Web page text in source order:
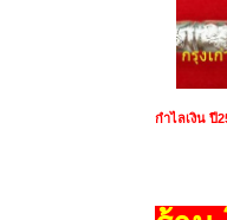
กำไลเงิน ปี